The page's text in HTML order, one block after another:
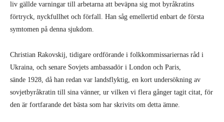
liv gällde varningar till arbetarna att beväpna sig mot byråkratins
förtryck, nyckfullhet och förfall. Han såg emellertid enbart de första
symtomen på denna sjukdom.
Christian Rakovskij, tidigare ordförande i folkkommissariernas råd i
Ukraina, och senare Sovjets ambassadör i London och Paris,
sände 1928, då han redan var landsflyktig, en kort undersökning av
sovjetbyråkratin till sina vänner, ur vilken vi flera gånger tagit citat, för
den är fortfarande det bästa som har skrivits om detta ämne.